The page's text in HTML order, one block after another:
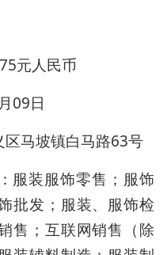
元人民币
09日
马坡镇白马路63号
服装服饰零售；服饰
批发；服装、服饰检
售；互联网销售（除